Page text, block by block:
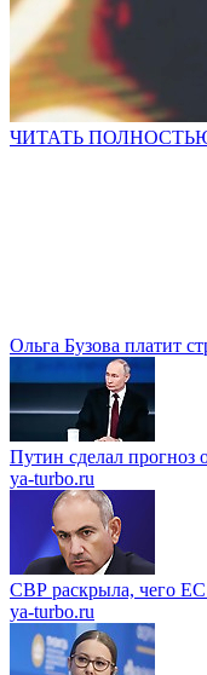
ЧИТАТЬ
Ольга Бузова платит
Путин сделал прогноз
ya-turbo.ru
СВР раскрыла, чего ЕС
ya-turbo.ru